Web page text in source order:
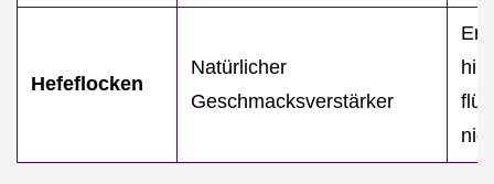
Hefeflocken
Natürlicher
Geschmacksverstärker